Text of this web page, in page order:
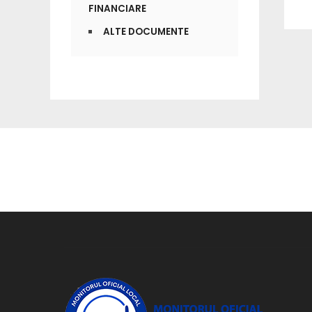
FINANCIARE
ALTE DOCUMENTE